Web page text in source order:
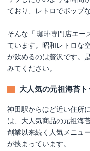
ており、レトロでポップ
そんな「 珈琲専門店エー
ています。昭和レトロな
が飲めるのは贅沢です。
みてください。
大人気の元祖海苔
神田駅からほど近い住所
は、大人気商品の元祖海
創業以来続く人気メニュ
が挟まっています。